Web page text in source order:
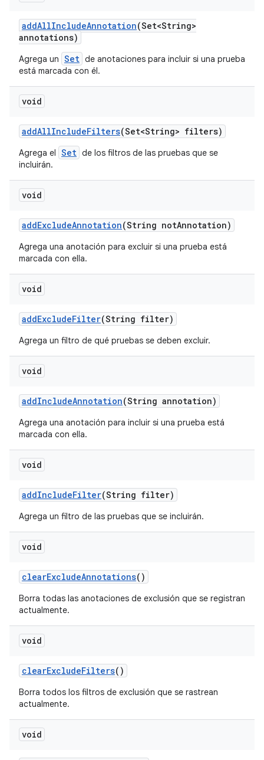
addAllIncludeAnnotation(Set<String>
annotations)
Agrega un Set de anotaciones para incluir si una prueba
está marcada con él.
void
addAllIncludeFilters(Set<String> filters)
Agrega el Set de los filtros de las pruebas que se
incluirán.
void
addExcludeAnnotation(String notAnnotation)
Agrega una anotación para excluir si una prueba está
marcada con ella.
void
addExcludeFilter(String filter)
Agrega un filtro de qué pruebas se deben excluir.
void
addIncludeAnnotation(String annotation)
Agrega una anotación para incluir si una prueba está
marcada con ella.
void
addIncludeFilter(String filter)
Agrega un filtro de las pruebas que se incluirán.
void
clearExcludeAnnotations()
Borra todas las anotaciones de exclusión que se registran
actualmente.
void
clearExcludeFilters()
Borra todos los filtros de exclusión que se rastrean
actualmente.
void